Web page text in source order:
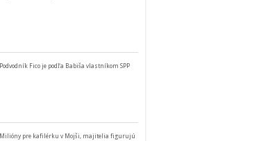
Podvodník Fico je podľa Babiša vlastníkom SPP
Milióny pre kafilérku v Mojši, majitelia figurujú